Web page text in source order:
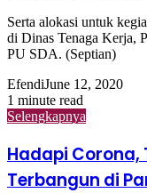
Serta alokasi untuk
di Dinas Tenaga Kerja,
PU SDA. (Septian)
EfendiJune 12, 2020
1 minute read
Selengkapnya
Hadapi
Terbangun di